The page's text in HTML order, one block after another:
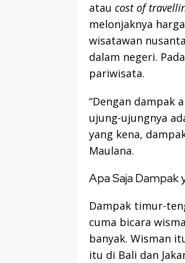
atau cost of
melonjaknya
wisatawan
dalam negeri.
pariwisata.
“Dengan dampak
ujung-ujungnya
yang kena,
Maulana.
Apa Saja Dampak
Dampak timur-
cuma bicara
banyak. Wisman
itu di Bali dan